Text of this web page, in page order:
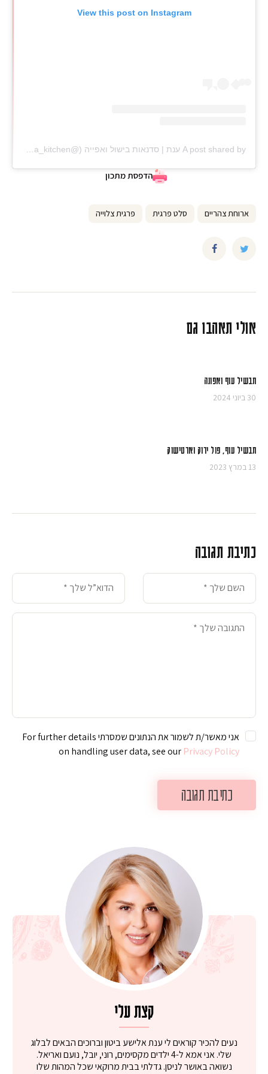
View this post on Instagram
הדפסת מתכון
ארוחת צהריים סלט פרגית פרגית צלוייה
אולי תאהבו גם
תבשיל עוף ואפונה
30 ביוני 2024
תבשיל עוף, פול ירוק וארטישוק
13 במרץ 2023
כתיבת תגובה
אני מאשר/ת לשמור את הנתונים שמסרתי For further details
on handling user data, see our Privacy Policy
קצת עלי
נעים להכיר קוראים לי ענת אלישע ביטון וברוכים הבאים לבלוג
שלי. אני אמא ל-4 ילדים מקסימים, רוני, יובל, נועם ואריאל.
נשואה באושר לניסן. גדלתי בבית מרוקאי שכל המהות שלו